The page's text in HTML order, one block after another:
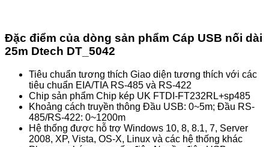
Đặc điểm của dòng sản phẩm Cáp USB nối dài
25m Dtech DT_5042
Tiêu chuẩn tương thích Giao diện tương thích với các
tiêu chuẩn EIA/TIA RS-485 và RS-422
Chip sản phẩm Chip kép UK FTDI-FT232RL+sp485
Khoảng cách truyền thông Đầu USB: 0~5m; Đầu RS-
485/RS-422: 0~1200m
Hệ thống được hỗ trợ Windows 10, 8, 8.1, 7, Server
2008, XP, Vista, OS-X, Linux và các hệ thống khác